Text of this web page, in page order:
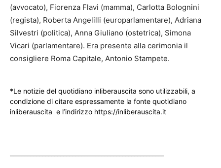
(avvocato), Fiorenza Flavi (mamma), Carlotta Bolognini
(regista), Roberta Angelilli (europarlamentare), Adriana
Silvestri (politica), Anna Giuliano (ostetrica), Simona
Vicari (parlamentare). Era presente alla cerimonia il
consigliere Roma Capitale, Antonio Stampete.
*Le notizie del quotidiano inliberauscita sono utilizzabili, a
condizione di citare espressamente la fonte quotidiano
inliberauscita e l’indirizzo https://inliberauscita.it